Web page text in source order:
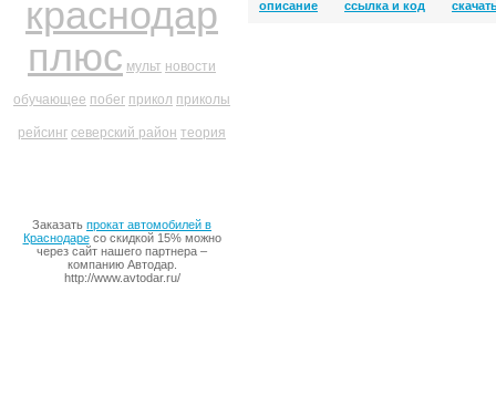
краснодар
плюс мульт новости
обучающее побег прикол приколы
рейсинг северский район теория
Заказать прокат автомобилей в
Краснодаресо скидкой 15% можно
через сайт нашего партнера –
компанию Автодар.
http://www.avtodar.ru/
описание ссылка и код